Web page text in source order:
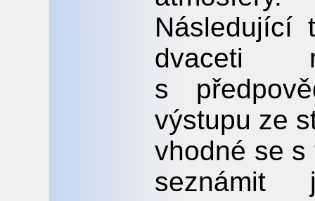
Následující
dvaceti
s
výstupu ze
vhodné se s
seznámit